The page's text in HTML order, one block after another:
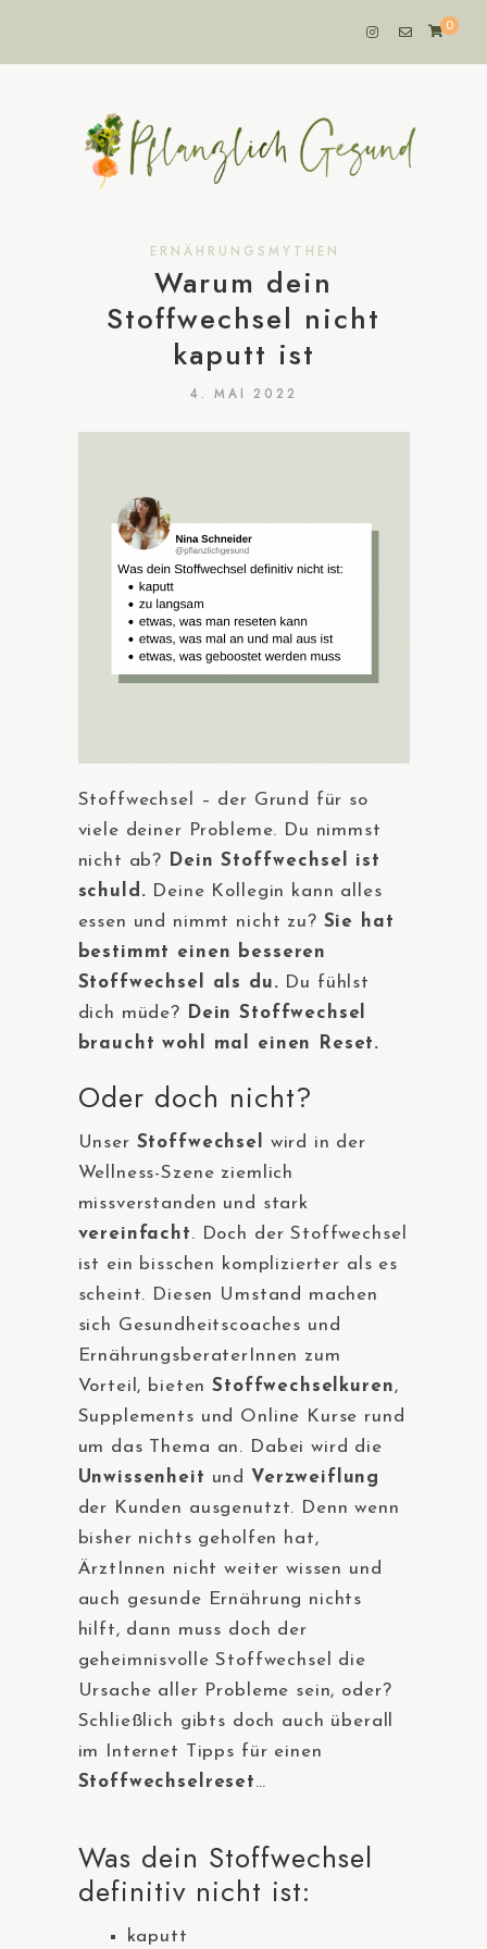
0
ERNÄHRUNGSMYTHEN
Warum dein
Stoffwechsel nicht
kaputt ist
4. MAI 2022
Stoffwechsel – der Grund für so
viele deiner Probleme. Du nimmst
nicht ab?
Dein Stoffwechsel ist
schuld. Deine Kollegin kann alles
essen und nimmt nicht zu? Sie hat
bestimmt einen besseren
Stoffwechsel als du. Du fühlst
dich müde?
Dein Stoffwechsel
braucht wohl mal einen Reset.
Oder doch nicht?
Unser Stoffwechsel
wird in der
Wellness-Szene ziemlich
missverstanden und stark
vereinfacht. Doch der Stoffwechsel
ist ein bisschen komplizierter als es
scheint. Diesen Umstand machen
sich Gesundheitscoaches und
ErnährungsberaterInnen zum
Vorteil, bietenStoffwechselkuren,
Supplements und Online Kurse rund
um das Thema an. Dabei wird die
Unwissenheit und Verzweiflung
der Kunden ausgenutzt. Denn wenn
bisher nichts geholfen hat,
ÄrztInnen nicht weiter wissen und
auch gesunde Ernährung nichts
hilft, dann muss doch der
geheimnisvolle Stoffwechsel die
Ursache aller Probleme sein, oder?
Schließlich gibts doch auch überall
im Internet Tipps für einen
Stoffwechselreset…
Was dein Stoffwechsel
definitiv nicht ist:
kaputt